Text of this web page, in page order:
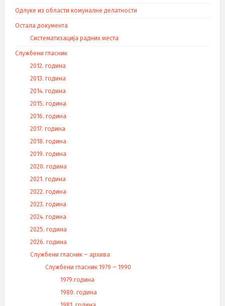
Одлуке из области комуналне делатности
Остала документа
Систематизација радних места
Службени гласник
2012. година
2013. година
2014. година
2015. година
2016. година
2017. година
2018. година
2019. година
2020. година
2021. година
2022. година
2023. година
2024. година
2025. година
2026. година
Службени гласник – архива
Службени гласник 1979 – 1990
1979.година
1980. година